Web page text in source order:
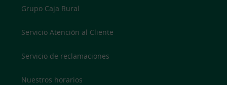
Grupo Caja Rural
Servicio Atención al Cliente
Servicio de reclamaciones
Nuestros horarios